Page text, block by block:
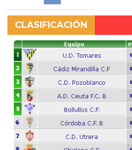
CLASIFICACIÓN